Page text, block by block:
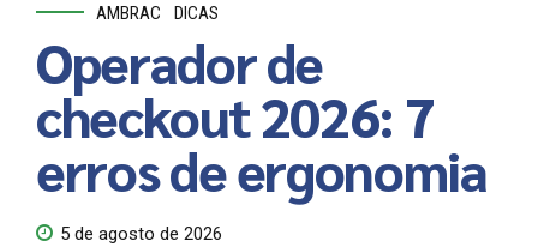
AMBRAC DICAS
Operador de
checkout 2026: 7
erros de ergonomia
5 de agosto de 2026